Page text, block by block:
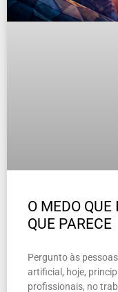
O MEDO QUE
QUE PARECE
Pergunto às
artificial, hoje,
profissionais, no